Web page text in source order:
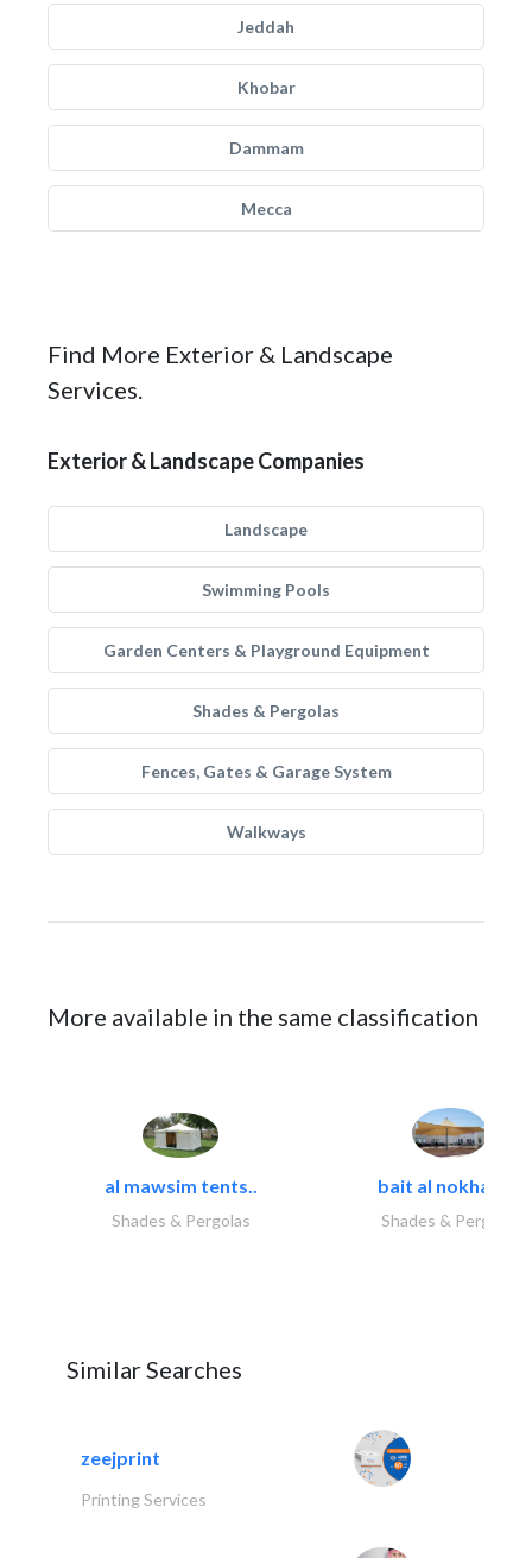
Jeddah
Khobar
Dammam
Mecca
Find More Exterior & Landscape
Services.
Exterior & Landscape Companies
Landscape
Swimming Pools
Garden Centers & Playground Equipment
Shades & Pergolas
Fences, Gates & Garage System
Walkways
More available in the same classification
al mawsim tents..
Shades & Pergolas
bait al nokhada..
Shades & Pergolas
Similar Searches
zeejprint
Printing Services